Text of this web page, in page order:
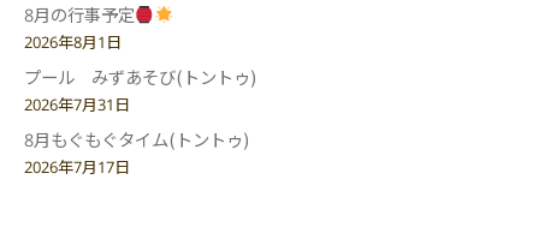
8月の行事予定
2026年8月1日
プール みずあそび(トントゥ)
2026年7月31日
8月もぐもぐタイム(トントゥ)
2026年7月17日